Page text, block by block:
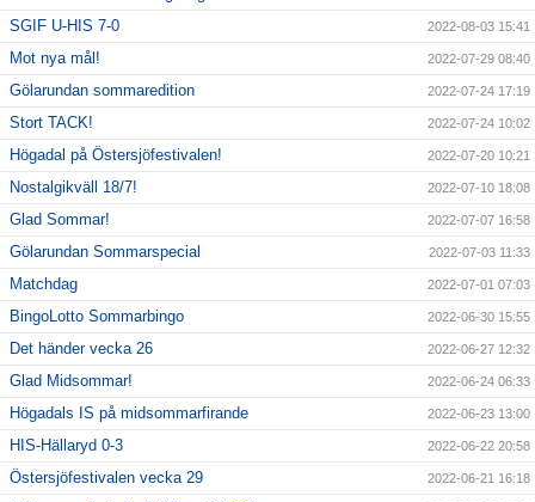
SGIF U-HIS 7-0 2022-08-03 15:41
Mot nya mål! 2022-07-29 08:40
Gölarundan sommaredition 2022-07-24 17:19
Stort TACK! 2022-07-24 10:02
Högadal på Östersjöfestivalen! 2022-07-20 10:21
Nostalgikväll 18/7! 2022-07-10 18:08
Glad Sommar! 2022-07-07 16:58
Gölarundan Sommarspecial 2022-07-03 11:33
Matchdag 2022-07-01 07:03
BingoLotto Sommarbingo 2022-06-30 15:55
Det händer vecka 26 2022-06-27 12:32
Glad Midsommar! 2022-06-24 06:33
Högadals IS på midsommarfirande 2022-06-23 13:00
HIS-Hällaryd 0-3 2022-06-22 20:58
Östersjöfestivalen vecka 29 2022-06-21 16:18